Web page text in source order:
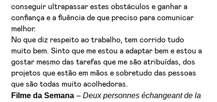
conseguir ultrapassar estes obstáculos e ganhar a
confiança e a fluência de que preciso para comunicar
melhor.
No que diz respeito ao trabalho, tem corrido tudo
muito bem. Sinto que me estou a adaptar bem e estou a
gostar mesmo das tarefas que me são atribuídas, dos
projetos que estão em mãos e sobretudo das pessoas
que são todas muito acolhedoras.
Filme da Semana –Deux personnes échangeant de la